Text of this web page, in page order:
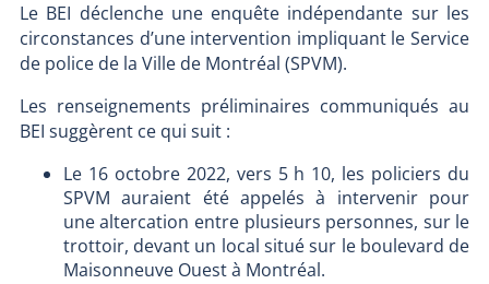
Le BEI déclenche une enquête indépendante sur les
circonstances d’une intervention impliquant le Service
de police de la Ville de Montréal (SPVM).
Les renseignements préliminaires communiqués au
BEI suggèrent ce qui suit :
Le 16 octobre 2022, vers 5 h 10, les policiers du
SPVM auraient été appelés à intervenir pour
une altercation entre plusieurs personnes, sur le
trottoir, devant un local situé sur le boulevard de
Maisonneuve Ouest à Montréal.